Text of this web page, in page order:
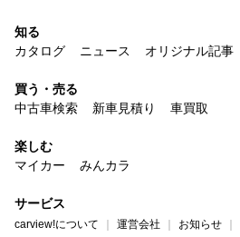
知る
カタログ
ニュース オリジナル記事
買う・売る
中古車検索
新車見積り 車買取
楽しむ
マイカー
みんカラ
サービス
carview!について 運営会社 お知らせ